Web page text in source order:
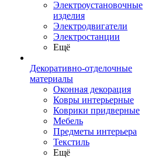
Электроустановочные
изделия
Электродвигатели
Электростанции
Ещё
Декоративно-отделочные
материалы
Оконная декорация
Ковры интерьерные
Коврики придверные
Мебель
Предметы интерьера
Текстиль
Ещё